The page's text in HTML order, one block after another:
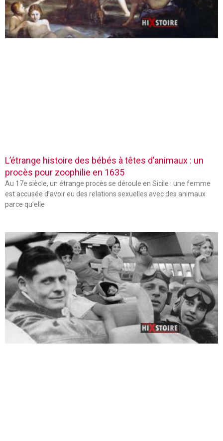
L’étrange histoire des bébés à têtes d’animaux : un
procès pour zoophilie en 1635
Au 17e siècle, un étrange procès se déroule en Sicile : une femme
est accusée d’avoir eu des relations sexuelles avec des animaux
parce qu’elle